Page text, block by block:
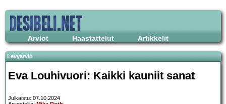
Arviot Haastattelut Artikkelit
Levyarvio
Eva Louhivuori: Kaikki kauniit sanat
Julkaistu: 07.10.2024